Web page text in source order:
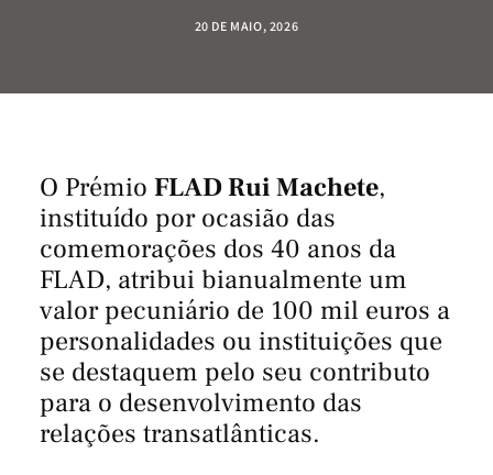
20 DE MAIO, 2026
O Prémio FLAD Rui Machete,
instituído por ocasião das
comemorações dos 40 anos da
FLAD, atribui bianualmente um
valor pecuniário de 100 mil euros a
personalidades ou instituições que
se destaquem pelo seu contributo
para o desenvolvimento das
relações transatlânticas.